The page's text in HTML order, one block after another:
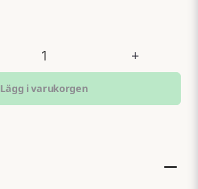
+
Lägg i varukorgen